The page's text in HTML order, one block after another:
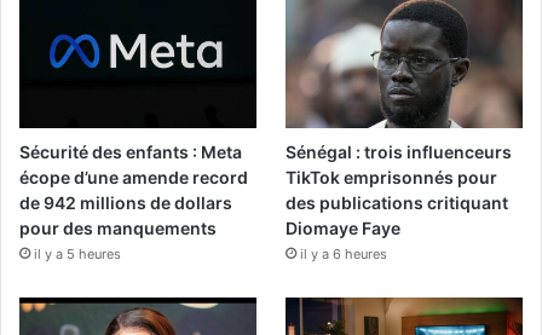
Sécurité des enfants : Meta
écope d’une amende record
de 942 millions de dollars
pour des manquements
il y a 5 heures
Sénégal : trois influenceurs
TikTok emprisonnés pour
des publications critiquant
Diomaye Faye
il y a 6 heures